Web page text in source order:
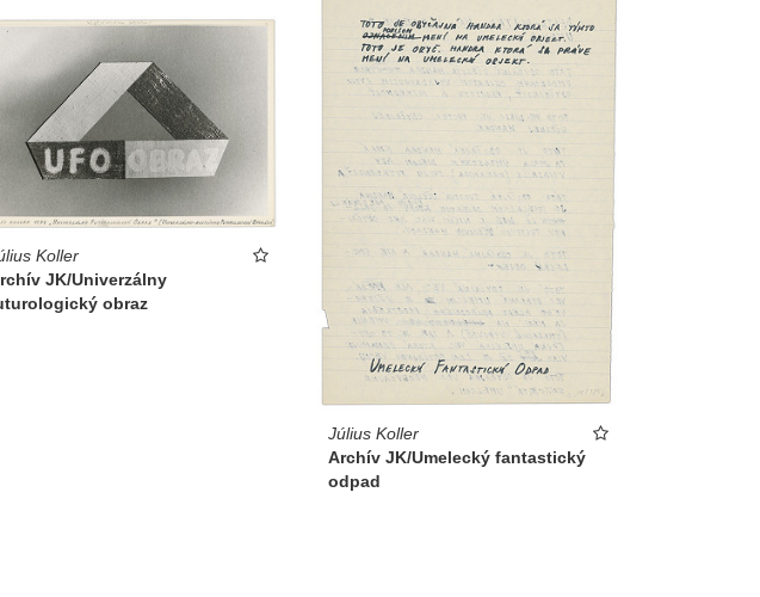
Július Koller
Archív JK/Umelecký fantastický
odpad
Koller
JK/Univerzálny
obraz